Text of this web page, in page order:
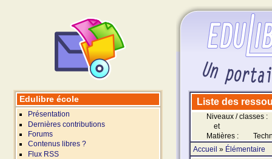
Liste des
Niveaux / classes :
et
Matières :
Accueil » Élémentaire
Edulibre école
Présentation
Dernières contributions
Forums
Contenus libres ?
Flux RSS